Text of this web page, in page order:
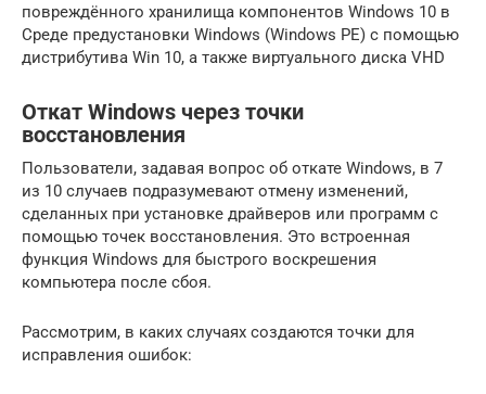
повреждённого хранилища компонентов Windows 10 в
Среде предустановки Windows (Windows PE) с помощью
дистрибутива Win 10, а также виртуального диска VHD
Откат Windows через точки
восстановления
Пользователи, задавая вопрос об откате Windows, в 7
из 10 случаев подразумевают отмену изменений,
сделанных при установке драйверов или программ с
помощью точек восстановления. Это встроенная
функция Windows для быстрого воскрешения
компьютера после сбоя.
Рассмотрим, в каких случаях создаются точки для
исправления ошибок: